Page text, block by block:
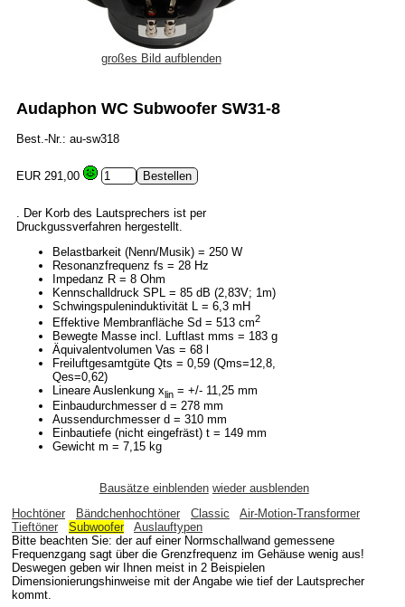
großes Bild aufblenden
Audaphon WC Subwoofer SW31-8
Best.-Nr.: au-sw318
EUR 291,00
. Der Korb des Lautsprechers ist per
Druckgussverfahren hergestellt.
Belastbarkeit (Nenn/Musik) = 250 W
Resonanzfrequenz fs = 28 Hz
Impedanz R = 8 Ohm
Kennschalldruck SPL = 85 dB (2,83V; 1m)
Schwingspuleninduktivität L = 6,3 mH
Effektive Membranfläche Sd = 513 cm2
Bewegte Masse incl. Luftlast mms = 183 g
Äquivalentvolumen Vas = 68 l
Freiluftgesamtgüte Qts = 0,59 (Qms=12,8,
Qes=0,62)
Lineare Auslenkung xlin = +/- 11,25 mm
Einbaudurchmesser d = 278 mm
Aussendurchmesser d = 310 mm
Einbautiefe (nicht eingefräst) t = 149 mm
Gewicht m = 7,15 kg
Bausätze einblenden wieder ausblenden
Hochtöner
Bändchenhochtöner Classic
Air-Motion-Transformer
Tieftöner
Subwoofer
Auslauftypen
Bitte beachten Sie: der auf einer Normschallwand gemessene
Frequenzgang sagt über die Grenzfrequenz im Gehäuse wenig aus!
Deswegen geben wir Ihnen meist in 2 Beispielen
Dimensionierungshinweise mit der Angabe wie tief der Lautsprecher
kommt.